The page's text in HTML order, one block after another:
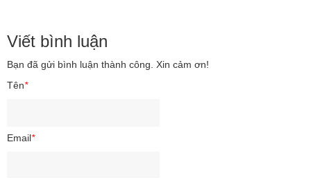
Viết bình luận
Bạn đã gửi bình luận thành công. Xin cảm ơn!
Tên*
Email*